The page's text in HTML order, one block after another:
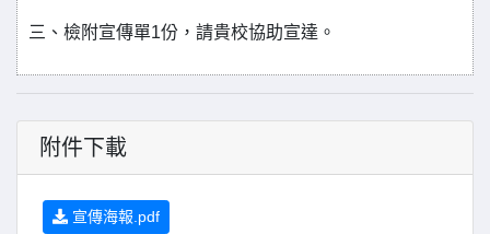
三、檢附宣傳單1份，請貴校協助宣達。
附件下載
宣傳海報.pdf